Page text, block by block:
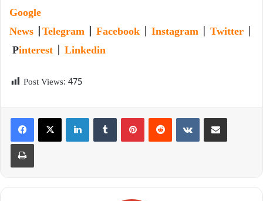
Google
News
Telegram Facebook Instagram Twitter
Pinterest Linkedin
Post Views: 475